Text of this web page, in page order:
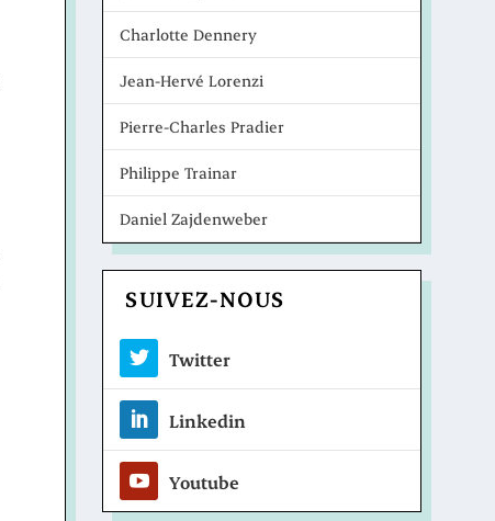
Charlotte Dennery
Jean-Hervé Lorenzi
Pierre-Charles Pradier
Philippe Trainar
Daniel Zajdenweber
SUIVEZ-NOUS
Twitter
Linkedin
Youtube